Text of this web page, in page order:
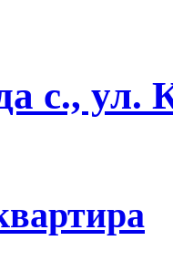
с., ул.